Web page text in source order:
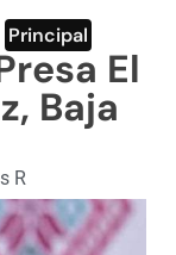
Principal
El
Baja
R